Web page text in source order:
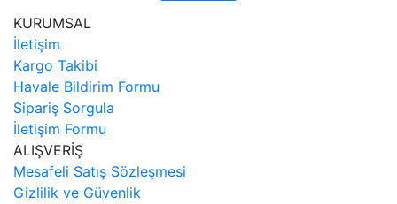
KURUMSAL
İletişim
Kargo Takibi
Havale Bildirim Formu
Sipariş Sorgula
İletişim Formu
ALIŞVERİŞ
Mesafeli Satış Sözleşmesi
Gizlilik ve Güvenlik